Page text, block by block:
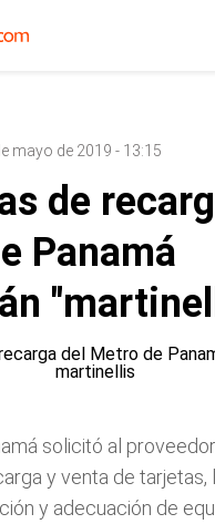
mayo de 2019 - 13:15
de
Panamá
solicitó al
y venta de tarjetas,
y adecuación de